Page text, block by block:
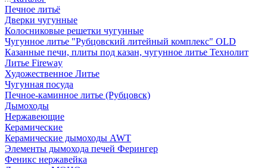
Печное литьё
Дверки чугунные
Колосниковые решетки чугунные
Чугунное литье "Рубцовский литейный комплекс" OLD
Казанные печи, плиты под казан, чугунное литье Технолит
Литье Fireway
Художественное Литье
Чугунная посуда
Печное-каминное литье (Рубцовск)
Дымоходы
Нержавеющие
Керамические
Керамические дымоходы AWT
Элементы дымохода печей Ферингер
Феникс нержавейка